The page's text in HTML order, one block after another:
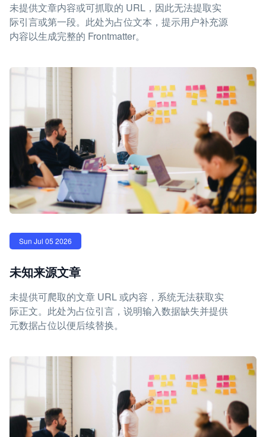
未提供文章内容或可抓取的 URL，因此无法提取实
际引言或第一段。此处为占位文本，提示用户补充源
内容以生成完整的 Frontmatter。
Sun Jul 05 2026
未知来源文章
未提供可爬取的文章 URL 或内容，系统无法获取实
际正文。此处为占位引言，说明输入数据缺失并提供
元数据占位以便后续替换。